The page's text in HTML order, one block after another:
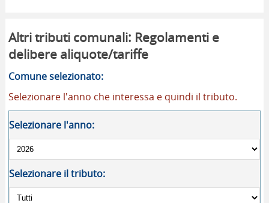
Altri tributi comunali: Regolamenti e
delibere aliquote/tariffe
Comune selezionato:
Selezionare l'anno che interessa e quindi il tributo.
Selezionare l'anno:
Selezionare il tributo: